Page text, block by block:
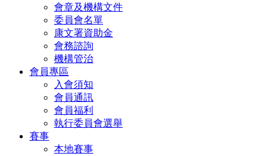
會章及機構文件
委員會名單
康文署資助金
會務諮詢
機構管治
會員專區
入會須知
會員通訊
會員福利
執行委員會選舉
賽事
本地賽事